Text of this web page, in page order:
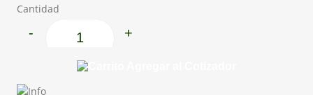
Cantidad
Algarrobo europeo cantidad
- +